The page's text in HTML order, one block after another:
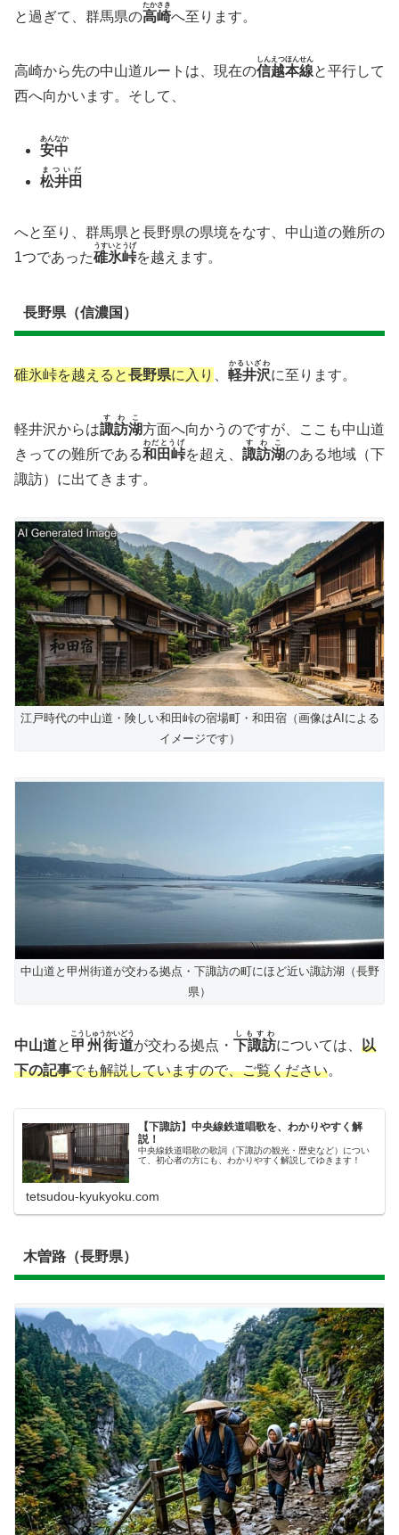
と過ぎて、群馬県の高崎
たかさき
へ至ります。
高崎から先の中山道ルートは、現在の信越本線
しんえつほんせん
と平行して
西へ向かいます。そして、
安中
あんなか
松井田
まついだ
へと至り、群馬県と長野県の県境をなす、中山道の難所の
1つであった碓氷峠
うすいとうげ
を越えます。
長野県（信濃国）
碓氷峠を越えると長野県に入り 軽井沢
かるいざわ
に至ります。
軽井沢からは諏訪湖
すわこ
方面へ向かうのですが、ここも中山道
きっての難所である和田峠
わだとうげ
を超え、 諏訪湖
すわこ
のある地域（下
諏訪）に出てきます。
江戸時代の中山道・険しい和田峠の宿場町・和田宿（画像はAIによる
イメージです）
中山道と甲州街道が交わる拠点・下諏訪の町にほど近い諏訪湖（長野
県）
中山道と 甲州街道
こうしゅうかいどう
が交わる拠点・ 下諏訪
しもすわ
については、 以
下の記事でも解説していますので、ご覧ください。
【下諏訪】中央線鉄道唱歌を、わかりやすく解
説！
中央線鉄道唱歌の歌詞（下諏訪の観光・歴史など）につい
て、初心者の方にも、わかりやすく解説してゆきます！
tetsudou-kyukyoku.com
木曽路（長野県）